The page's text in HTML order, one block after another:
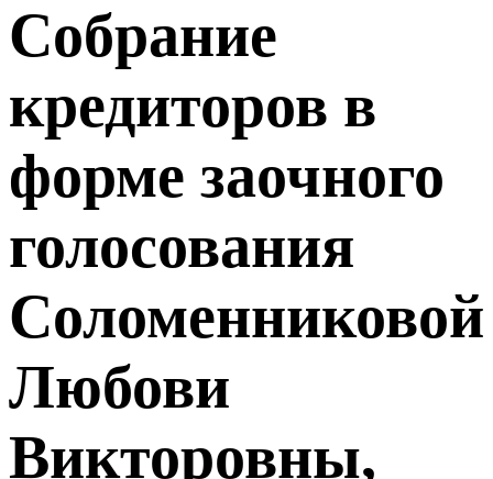
Собрание
кредиторов в
форме заочного
голосования
Соломенниковой
Любови
Викторовны,